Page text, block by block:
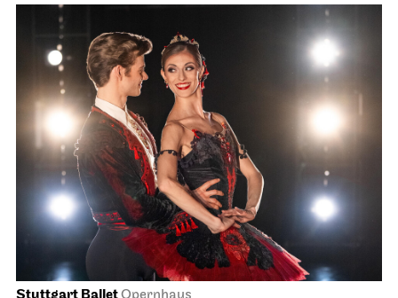
Staatsoper StuttgartOpernhaus
Turandot
19.05.2027
19:00 - 21:30